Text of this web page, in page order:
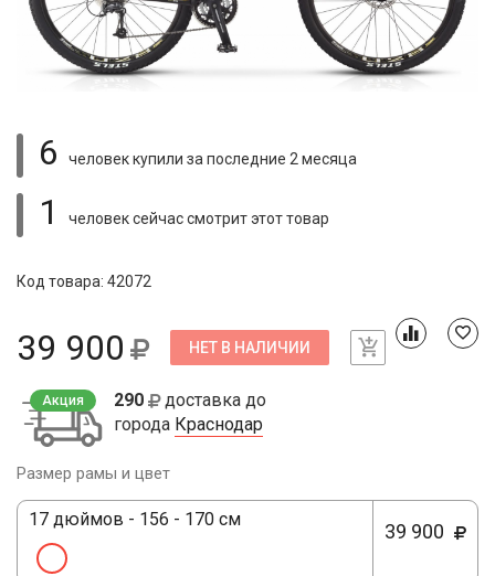
6 человек купили за последние 2 месяца
1 человек сейчас смотритэтот товар
Код товара: 42072
39 900 НЕТ В НАЛИЧИИ
Акция 290
доставка до
города Краснодар
Размер рамы и цвет
17 дюймов - 156 - 170 см
39 900